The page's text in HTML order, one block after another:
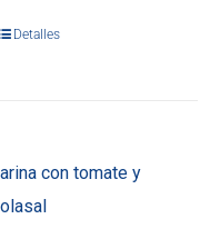
Detalles
con tomate y